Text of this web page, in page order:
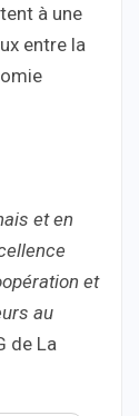
à une
entre la
et en
et
au
de La